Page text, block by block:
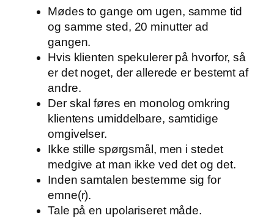
Mødes to gange om ugen, samme tid
og samme sted, 20 minutter ad
gangen.
Hvis klienten spekulerer på hvorfor, så
er det noget, der allerede er bestemt af
andre.
Der skal føres en monolog omkring
klientens umiddelbare, samtidige
omgivelser.
Ikke stille spørgsmål, men i stedet
medgive at man ikke ved det og det.
Inden samtalen bestemme sig for
emne(r).
Tale på en upolariseret måde.